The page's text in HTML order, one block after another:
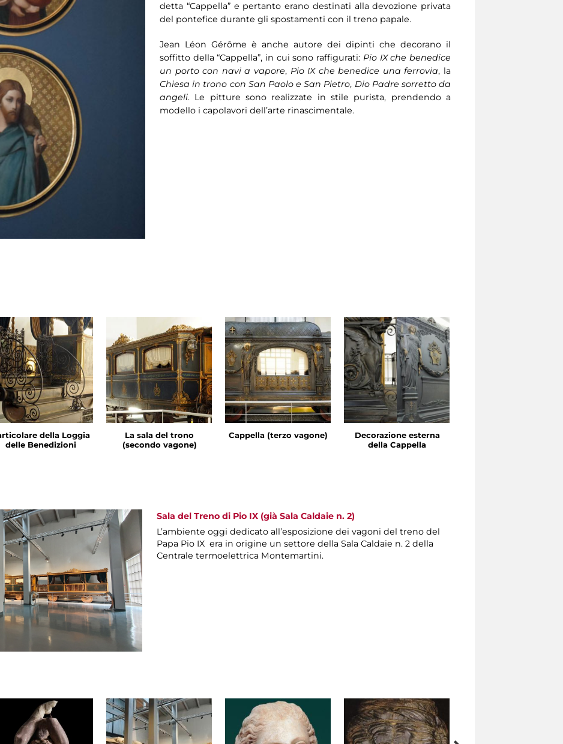
detta “Cappella” e pertanto erano destinati alla devozione privata
del pontefice durante gli spostamenti con il treno papale.
Jean Léon Gérôme è anche autore dei dipinti che decorano il
soffitto della “Cappella”, in cui sono raffigurati: Pio IX che benedice
un porto con navi a vapore,Pio IX che benedice una ferrovia, la
Chiesa in trono con San Paolo e San Pietro, Dio Padre sorretto da
angeli. Le pitture sono realizzate in stile purista, prendendo a
modello i capolavori dell’arte rinascimentale.
della Loggia
delle Benedizioni
La sala del trono
(secondo vagone)
Cappella (terzo vagone)
Decorazione esterna
della Cappella
Sala del Treno di Pio IX (già Sala Caldaie n. 2)
L’ambiente oggi dedicato all’esposizione dei vagoni del treno del
Papa Pio IX era in origine un settore della Sala Caldaie n. 2 della
Centrale termoelettrica Montemartini.